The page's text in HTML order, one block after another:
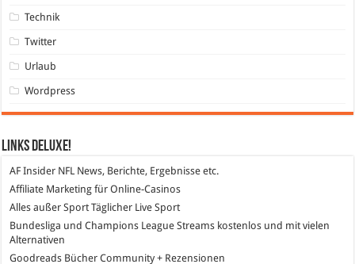
Technik
Twitter
Urlaub
Wordpress
Links DeLuXe!
AF Insider NFL News, Berichte, Ergebnisse etc.
Affiliate Marketing für Online-Casinos
Alles außer Sport Täglicher Live Sport
Bundesliga und Champions League Streams kostenlos und mit vielen
Alternativen
Goodreads Bücher Community + Rezensionen